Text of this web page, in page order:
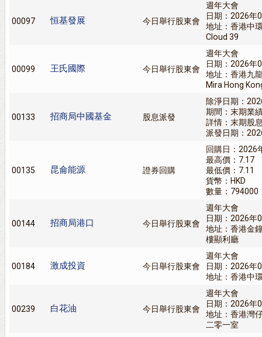
00097 恒基發展 今日舉行股東會
週年大會
日期：2026年
地址：香港中
Cloud 39
00099 王氏國際 今日舉行股東會
週年大會
日期：2026年
地址：香港九
Mira Hong
00133 招商局中國基金 股息派發
除淨日期：
期間：末期業
詳情：末期股
派發日期：
00135 昆侖能源 證券回購
回購日：2026
最高價：7.17
最低價：7.11
貨幣：HKD
數量：794000
00144 招商局港口 今日舉行股東會
週年大會
日期：2026年
地址：香港金
樓顯利廳
00184 激成投資 今日舉行股東會
週年大會
日期：2026年
地址：香港中
00239 白花油 今日舉行股東會
週年大會
日期：2026年
地址：香港灣
二零一室